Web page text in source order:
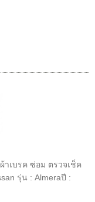
าเบรค ซ่อม ตรวจเช็ค
รุ่น : Almeraปี :